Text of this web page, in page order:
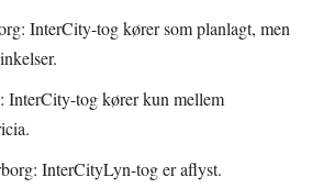
InterCity-tog kører som planlagt, men
InterCity-tog kører kun mellem
InterCityLyn-tog er aflyst.